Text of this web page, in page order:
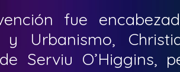
fue
y Urbanismo,
Serviu O’Higgins,